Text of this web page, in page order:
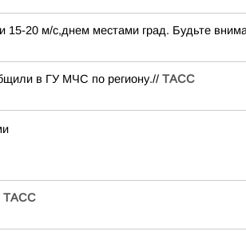
15-20 м/с,днем местами град. Будьте
в ГУ МЧС по региону.// ТАСС
ТАСС